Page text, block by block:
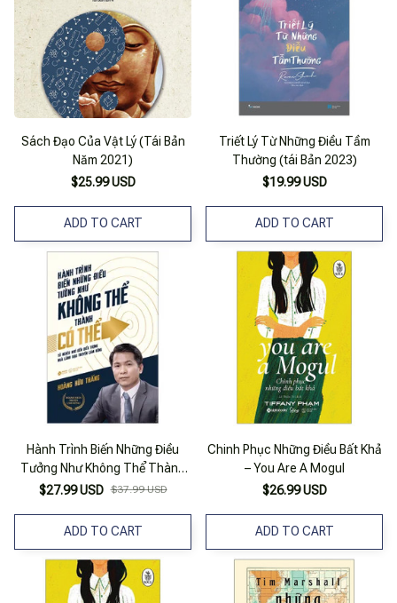
Sách Đạo Của Vật Lý (Tái Bản
Năm 2021)
$25.99 USD
ADD TO CART
Triết Lý Từ Những Điều Tầm
Thường (tái Bản 2023)
$19.99 USD
ADD TO CART
Hành Trình Biến Những Điều
Tưởng Như Không Thể Thành
Có Thể (Tái Bản 2025)
$27.99 USD $37.99 USD
ADD TO CART
Chinh Phục Những Điều Bất Khả
– You Are A Mogul
$26.99 USD
ADD TO CART